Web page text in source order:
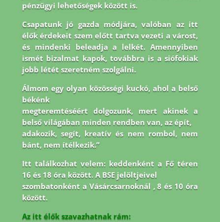
pénzügyi lehetőségek között is.
Csapatunk jó gazda módjára, valóban az itt
élők érdekeit szem előtt tartva vezeti a várost,
és mindenki beleadja a lelkét. Amennyiben
ismét bizalmat kapok, továbbra is a siófokiak
jobb létét szeretném szolgálni.
Álmom egy olyan közösségi kuckó, ahol a belső
békénk
megteremtéséért dolgozunk, mert akinek a
belső világában minden rendben van, az épít,
adakozik, segít, kreatív és nem rombol, nem
bánt, nem ítélkezik.”
Itt találkozhat velem: keddenként a Fő téren
16 és 18 óra között. A BSE jelöltjeivel
szombatonként a Vásárcsarnoknál , 8 és 10 óra
között.
Az itt élők szavazhatnak rám: